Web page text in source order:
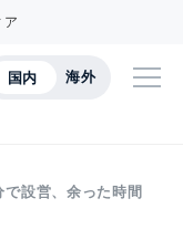
ア
国内 海外
で設営、余った時間